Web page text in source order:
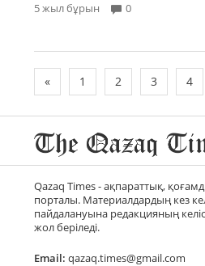
5 жыл бұрын 0
« 1 2 3 4
Qazaq Times - ақпараттық,
порталы. Материалдардың кез
пайдалануына редакцияның
жол беріледі.
Email: qazaq.times@gmail.com